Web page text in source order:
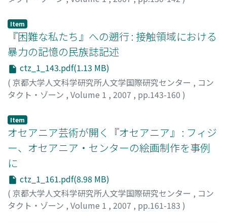
Item
『困難な私たち』への遡行 : 接触領域における
暴力の記憶の民族誌記述
ctz_1_143.pdf(1.13 MB)
( 京都大学人文科学研究所人文学国際研究センター , コン
タクト・ゾーン , Volume 1 , 2007 , pp.143-160 )
Item
オセアニア芸術が開く『オセアニア』 : フィジ
ー、オセアニア・センターの絵画制作を事例
に
ctz_1_161.pdf(8.98 MB)
( 京都大学人文科学研究所人文学国際研究センター , コン
タクト・ゾーン , Volume 1 , 2007 , pp.161-183 )